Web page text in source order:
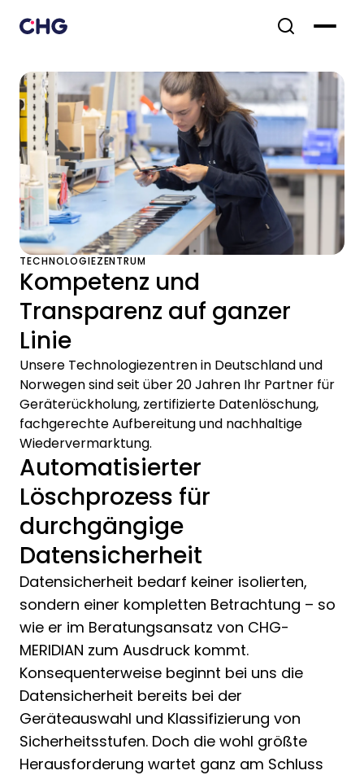
TECHNOLOGIEZENTRUM
Kompetenz und
Transparenz auf ganzer
Linie
Unsere Technologiezentren in Deutschland und
Norwegen sind seit über 20 Jahren Ihr Partner für
Geräterückholung, zertifizierte Datenlöschung,
fachgerechte Aufbereitung und nachhaltige
Wiedervermarktung.
Automatisierter
Löschprozess für
durchgängige
Datensicherheit
Datensicherheit bedarf keiner isolierten,
sondern einer kompletten Betrachtung – so
wie er im Beratungsansatz von CHG-
MERIDIAN zum Ausdruck kommt.
Konsequenterweise beginnt bei uns die
Datensicherheit bereits bei der
Geräteauswahl und Klassifizierung von
Sicherheitsstufen. Doch die wohl größte
Herausforderung wartet ganz am Schluss